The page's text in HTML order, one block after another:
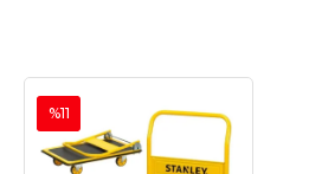
%11